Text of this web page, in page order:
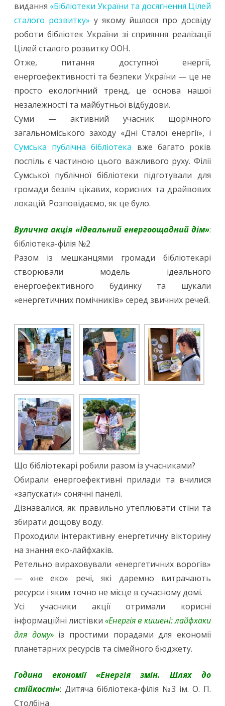
видання «Бібліотеки України та досягнення Цілей
сталого розвитку» у якому йшлося про досвіду
роботи бібліотек України зі сприяння реалізації
Цілей сталого розвитку ООН.
Отже, питання доступної енергії,
енергоефективності та безпеки України — це не
просто екологічний тренд, це основа нашої
незалежності та майбутньої відбудови.
Суми — активний учасник щорічного
загальноміського заходу «Дні Сталої енергії», і
Сумська публічна бібліотека вже багато років
поспіль є частиною цього важливого руху. Філії
Сумської публічної бібліотеки підготували для
громади безліч цікавих, корисних та драйвових
локацій. Розповідаємо, як це було.
Вулична акція «Ідеальний енергоощадний дім»:
бібліотека-філія №2
Разом із мешканцями громади бібліотекарі
створювали модель ідеального
енергоефективного будинку та шукали
«енергетичних помічників» серед звичних речей.
Що бібліотекарі робили разом із учасниками?
Обирали енергоефективні прилади та вчилися
«запускати» сонячні панелі.
Дізнавалися, як правильно утеплювати стіни та
збирати дощову воду.
Проходили інтерактивну енергетичну вікторину
на знання еко-лайфхаків.
Ретельно вираховували «енергетичних ворогів»
— «не еко» речі, які даремно витрачають
ресурси і яким точно не місце в сучасному домі.
Усі учасники акції отримали корисні
інформаційні листівки «Енергія в кишені: лайфхаки
для дому»із простими порадами для економії
планетарних ресурсів та сімейного бюджету.
Година економії «Енергія змін. Шлях до
стійкості»: Дитяча бібліотека-філія №3 ім. О. П.
Столбіна